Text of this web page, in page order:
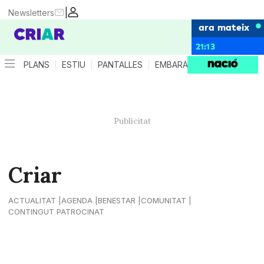
|
Newsletters
ara mateix
21:13
PLANS ESTIU PANTALLES EMBARÀS CRIANÇA
Criar
ACTUALITAT AGENDA BENESTAR
COMUNITAT
CONTINGUT PATROCINAT